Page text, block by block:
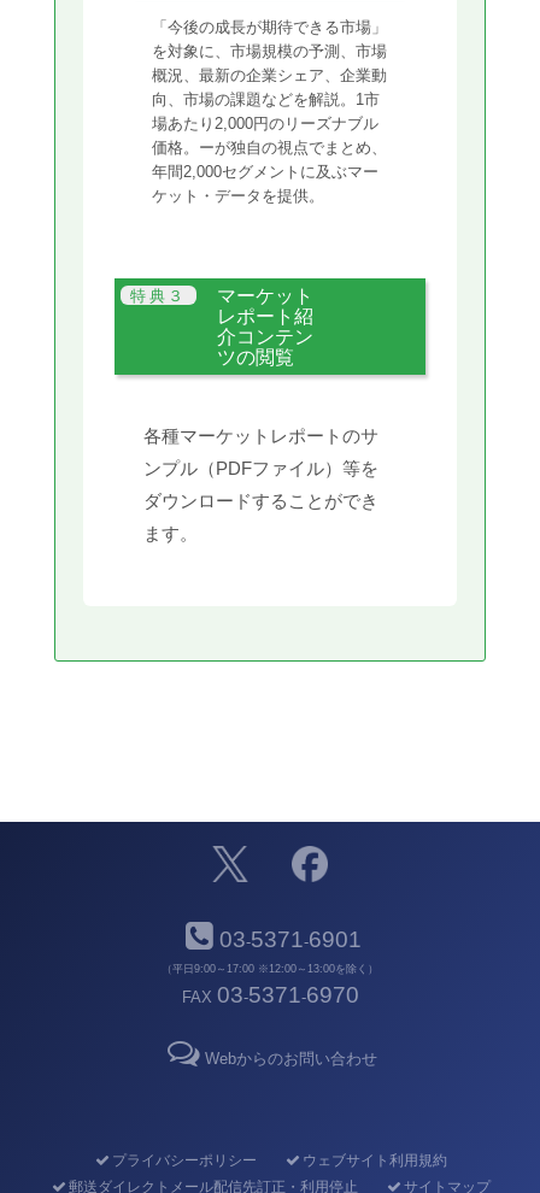
「今後の成長が期待できる市場」
を対象に、市場規模の予測、市場
概況、最新の企業シェア、企業動
向、市場の課題などを解説。1市
場あたり2,000円のリーズナブル
価格。ーが独自の視点でまとめ、
年間2,000セグメントに及ぶマー
ケット・データを提供。
マーケット
レポート紹
介コンテン
ツの閲覧
各種マーケットレポートのサ
ンプル（PDFファイル）等を
ダウンロードすることができ
ます。
03-5371-6901
（平日9:00～17:00 ※12:00～13:00を除く）
FAX 03-5371-6970
Webからのお問い合わせ
プライバシーポリシー
ウェブサイト利用規約
郵送ダイレクトメール配信先訂正・利用停止
サイトマップ